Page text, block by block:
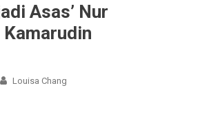
Asas’ Nur
Kamarudin
Louisa Chang